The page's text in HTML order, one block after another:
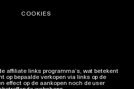
COOKIES
affiliate links programma’s, wat betekent
op bepaalde verkopen via links op de
effect op de aankopen noch de user